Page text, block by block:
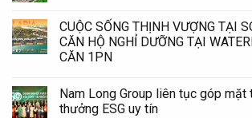
CUỘC SỐNG THỊNH VƯỢNG TẠI
CĂN HỘ NGHỈ DƯỠNG TẠI
CĂN 1PN
Nam Long Group liên tục góp
thưởng ESG uy tín